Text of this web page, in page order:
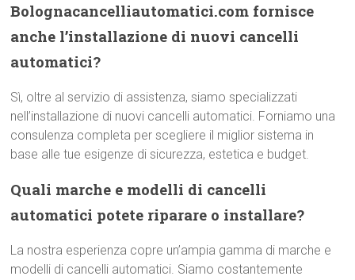
Bolognacancelliautomatici.com fornisce
anche l’installazione di nuovi cancelli
automatici?
Sì, oltre al servizio di assistenza, siamo specializzati
nell’installazione di nuovi cancelli automatici. Forniamo una
consulenza completa per scegliere il miglior sistema in
base alle tue esigenze di sicurezza, estetica e budget.
Quali marche e modelli di cancelli
automatici potete riparare o installare?
La nostra esperienza copre un’ampia gamma di marche e
modelli di cancelli automatici. Siamo costantemente